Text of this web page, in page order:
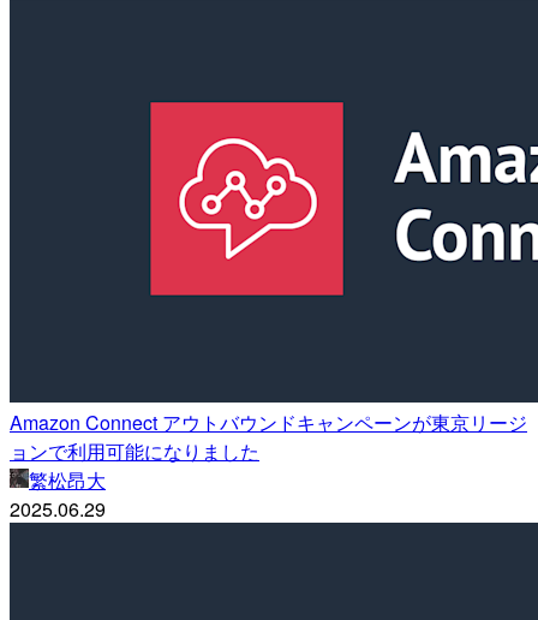
Amazon Connect アウトバウンドキャンペーンが東京リージ
ョンで利用可能になりました
繁松昂大
2025.06.29